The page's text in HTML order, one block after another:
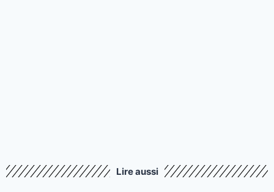
Lire aussi